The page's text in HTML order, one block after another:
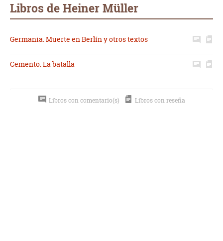
Libros de Heiner Müller
Germania. Muerte en Berlín y otros textos
Cemento. La batalla
Libros con comentario(s) Libros con reseña